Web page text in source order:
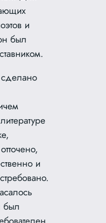
и
был
и
был